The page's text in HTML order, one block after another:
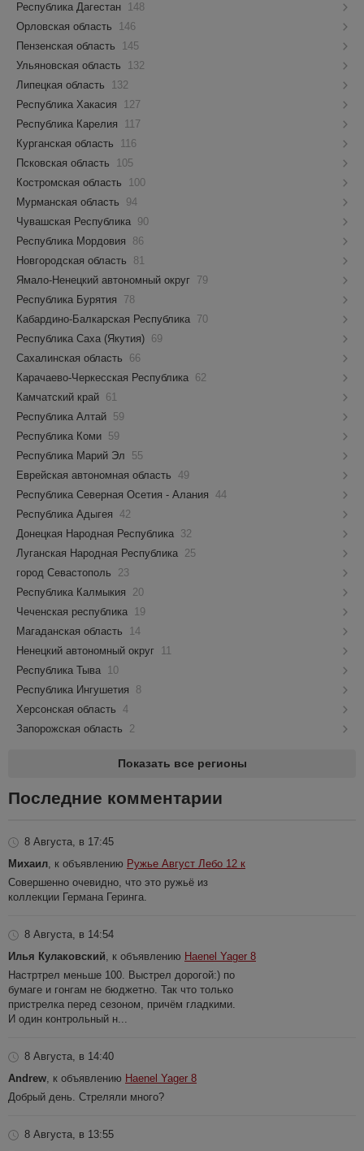
Республика Дагестан 148
Орловская область
146
Пензенская область
145
Ульяновская область
132
Липецкая область
132
Республика Хакасия
127
Республика Карелия
117
Курганская область
116
Псковская область
105
Костромская область
100
Мурманская область
94
Чувашская Республика 90
Республика Мордовия
86
Новгородская область
81
Ямало-Ненецкий автономный округ 79
Республика Бурятия
78
Кабардино-Балкарская Республика 70
Республика Саха (Якутия) 69
Сахалинская область
66
Карачаево-Черкесская Республика 62
Камчатский край 61
Республика Алтай 59
Республика Коми 59
Республика Марий Эл
55
Еврейская автономная область 49
Республика Северная Осетия - Алания 44
Республика Адыгея 42
Донецкая Народная Республика 32
Луганская Народная Республика 25
город Севастополь
23
Республика Калмыкия
20
Чеченская республика 19
Магаданская область
14
Ненецкий автономный округ 11
Республика Тыва 10
Республика Ингушетия
8
Херсонская область 4
Запорожская область
2
Показать все регионы
Последние комментарии
8 Августа, в 17:45
Михаил , к объявлению Ружье Август Лебо 12 к
Совершенно очевидно, что это ружьё из
коллекции Германа Геринга.
8 Августа, в 14:54
Илья Кулаковский , к объявлению Haenel Yager 8
Настртрел меньше 100. Выстрел дорогой:) по
бумаге и гонгам не бюджетно. Так что только
пристрелка перед сезоном, причём гладкими.
И один контрольный н...
8 Августа, в 14:40
Andrew , к объявлению Haenel Yager 8
Добрый день. Стреляли много?
8 Августа, в 13:55